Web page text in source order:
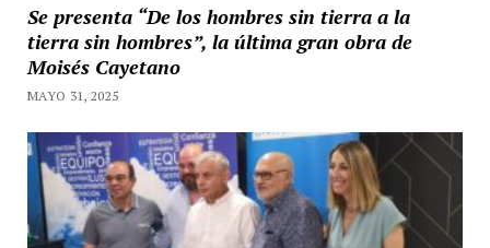
Se presenta “De los hombres sin tierra a la
tierra sin hombres”, la última gran obra de
Moisés Cayetano
MAYO 31, 2025